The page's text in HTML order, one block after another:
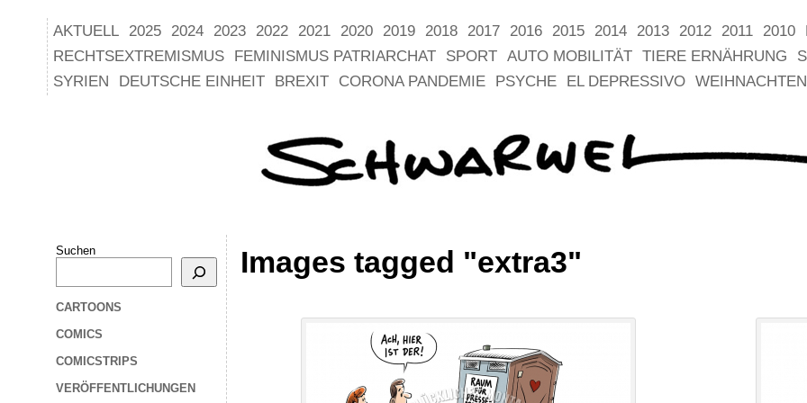
AKTUELL 2025 2024 2023 2022 2021 2020 2019 2018 2017 2016 2015 2014 2013 2012 2011 2010
RECHTSEXTREMISMUS
FEMINISMUS PATRIARCHAT SPORT AUTO MOBILITÄT TIERE ERNÄHRUNG
SYRIEN
DEUTSCHE EINHEIT BREXIT CORONA PANDEMIE PSYCHE EL DEPRESSIVO
Suchen
CARTOONS
COMICS
COMICSTRIPS
VERÖFFENTLICHUNGEN
Images tagged "extra3"